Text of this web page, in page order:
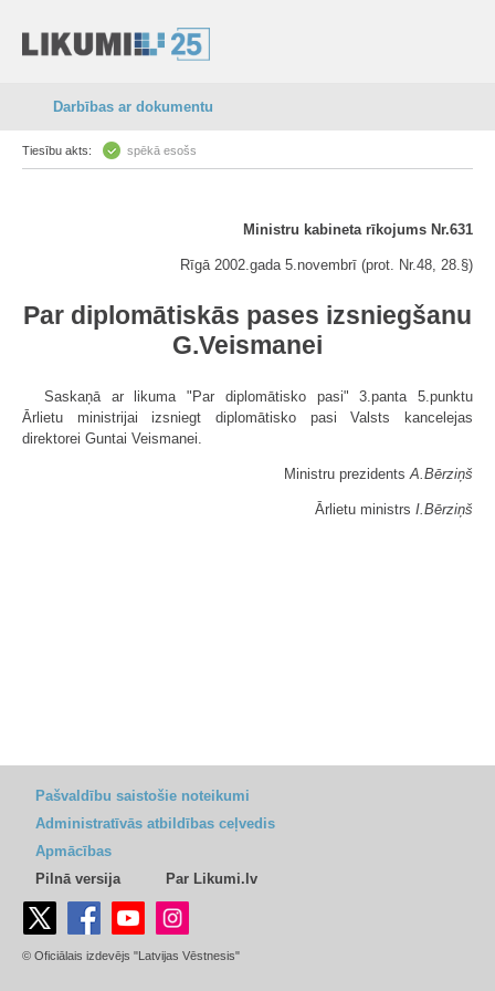
Darbības ar dokumentu
Tiesību akts: spēkā esošs
Ministru kabineta rīkojums Nr.631
Rīgā 2002.gada 5.novembrī (prot. Nr.48, 28.§)
Par diplomātiskās pases izsniegšanu
G.Veismanei
Saskaņā ar likuma "Par diplomātisko pasi" 3.panta 5.punktu
Ārlietu ministrijai izsniegt diplomātisko pasi Valsts kancelejas
direktorei Guntai Veismanei.
Ministru prezidentsA.Bērziņš
Ārlietu ministrs I.Bērziņš
Pašvaldību saistošie noteikumi
Administratīvās atbildības ceļvedis
Apmācības
Pilnā versija
Par Likumi.lv
© Oficiālais izdevējs "Latvijas Vēstnesis"